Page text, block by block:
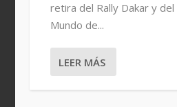
retira del Rally Dakar y
Mundo de...
LEER MÁS